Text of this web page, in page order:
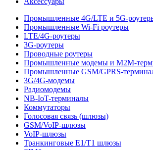
Промышленные 4G/LTE и 5G-
Промышленные Wi-Fi роутеры
LTE/4G-роутеры
3G-роутеры
Проводные роутеры
Промышленные модемы и M2M-
Промышленные GSM/GPRS-
3G/4G-модемы
Радиомодемы
NB-IoT-терминалы
Коммутаторы
Голосовая связь (шлюзы)
GSM/VoIP-шлюзы
VoIP-шлюзы
Транкинговые E1/T1 шлюзы